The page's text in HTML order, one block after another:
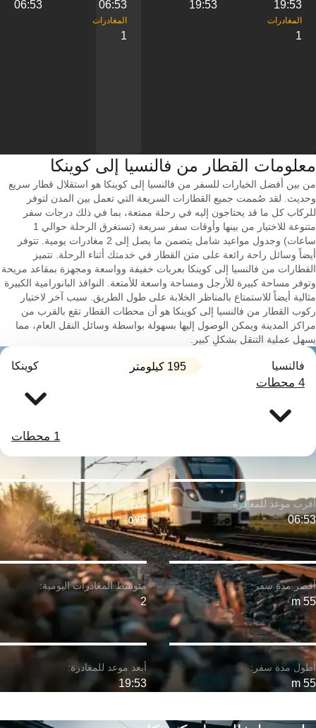
19:53
19:53
1
06:53
06:53
1
معلومات القطار من ‎فالنسيا إلى ‎كوينكا
من بين أفضل الخيارات للسفر من فالنسيا إلى كوينكا هو استقلال قطار سريع
وحديث. لقد صُممت جميع القطارات السريعة التي تعمل بين المدن لتوفر
للركاب كل ما قد يحتاجون إليه في رحلة ممتعة، بما في ذلك درجات سفر
متنوعة للاختيار من بينها وأوقات سفر سريعة (تستغرق الرحلة حوالي 1
ساعات) وجدول مواعيد شامل يتضمن ما يصل إلى 2 مغادرات يومية. تتوفر
أيضاً وسائل راحة رائعة على متن القطار في خدمتك أثناء الرحلة. تتميز
القطارات من فالنسيا إلى كوينكا بعربات خفيفة وواسعة ومجهزة بمقاعد مريحة
وتوفر مساحة كبيرة للأرجل ومساحة واسعة للأمتعة. النوافذ البانورامية الكبيرة
مثالية أيضاً للاستمتاع بالمناظر الخلابة على طول الطريق. سبب آخر لاختيار
ركوب القطار من فالنسيا إلى كوينكا هو أن محطات القطار تقع بالقرب من
مراكز المدينة ويمكن الوصول إليها بسهولة بواسطة وسائل النقل العام، مما
يسهل عملية التنقل بشكلٍ كبير.
فالنسيا 195 كيلومتر كوينكا
4 محطات
1 محطات
55 m
06:53
55 m
$٥٧
2
19:53